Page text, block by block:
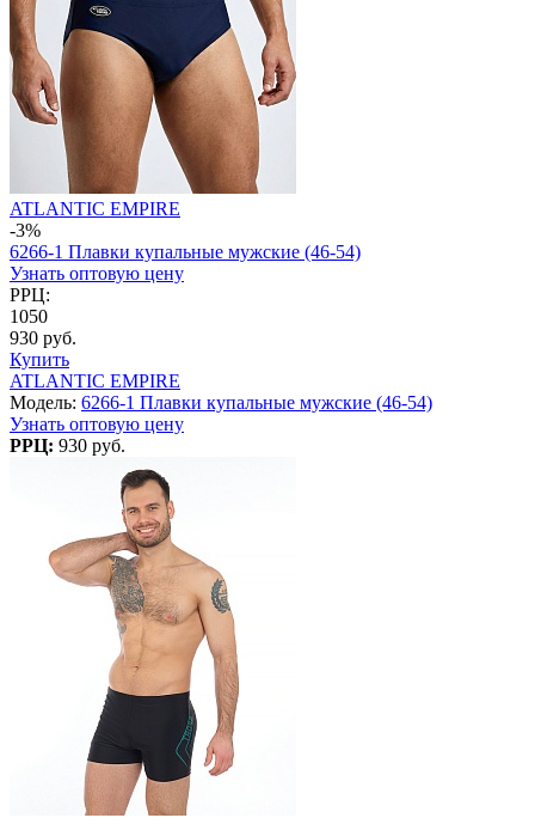
ATLANTIC EMPIRE
-3%
6266-1 Плавки купальные мужские (46-54)
Узнать оптовую цену
РРЦ:
1050
930 руб.
Купить
ATLANTIC EMPIRE
Модель: 6266-1 Плавки купальные мужские (46-54)
Узнать оптовую цену
РРЦ: 930 руб.